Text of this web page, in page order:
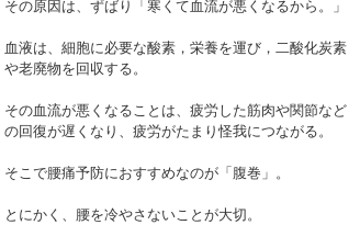
その原因は、ずばり「寒くて血流が悪くなるから。」
血液は、細胞に必要な酸素，栄養を運び，二酸化炭素
や老廃物を回収する。
その血流が悪くなることは、疲労した筋肉や関節など
の回復が遅くなり、疲労がたまり怪我につながる。
そこで腰痛予防におすすめなのが「腹巻」。
とにかく、腰を冷やさないことが大切。